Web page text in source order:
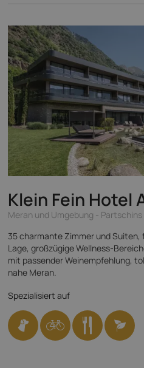
Klein Fein Hotel
Meran und Umgebung - Partschins
35 charmante Zimmer und
Lage, großzügige Wellness-
mit passender Weinempfehlung,
nahe Meran.
Spezialisiert auf